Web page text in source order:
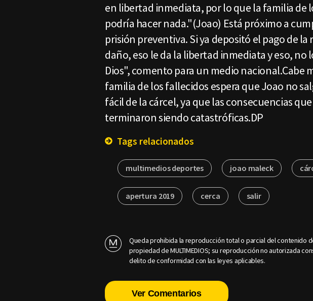
en libertad inmediata, por lo que la familia de
podría hacer nada."(Joao) Está próximo a
prisión preventiva. Si ya depositó el pago de la
daño, eso le da la libertad inmediata y eso, no
Dios", comento para un medio nacional.Cabe
familia de los fallecidos espera que Joao no
fácil de la cárcel, ya que las consecuencias
terminaron siendo catastróficas.DP
Tags relacionados
multimedios deportes joao maleck
apertura 2019 cerca salir
Queda prohibida la reproducción total o parcial del contenido
propiedad de MULTIMEDIOS; su reproducción no autorizada
delito de conformidad con las leyes aplicables.
Ver Comentarios